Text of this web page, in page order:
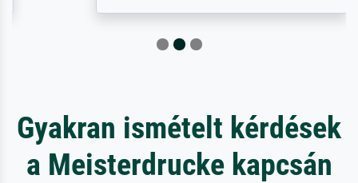
Gyakran ismételt kérdések
a Meisterdrucke kapcsán